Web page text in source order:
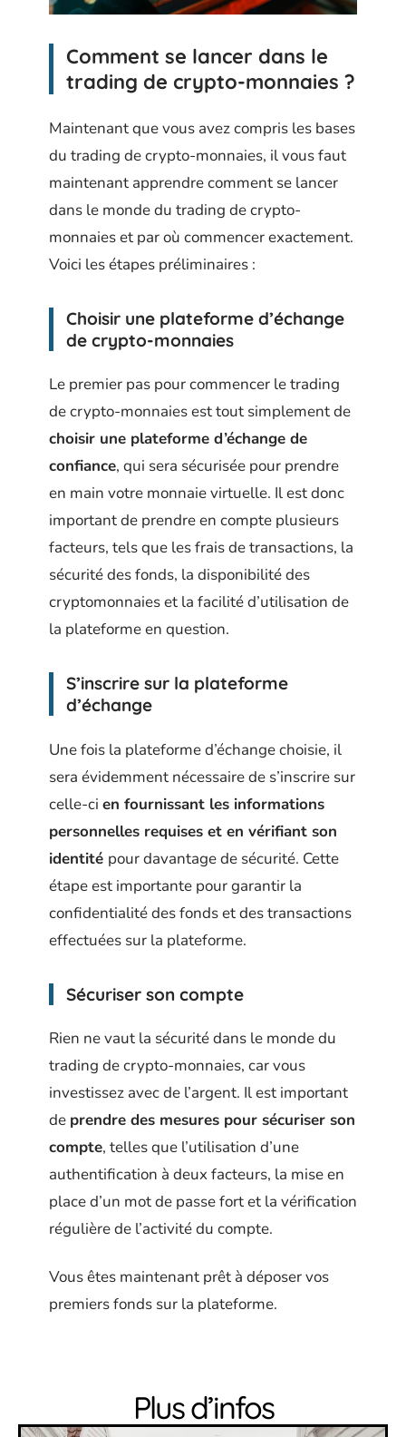
Comment se lancer dans le
trading de crypto-monnaies ?
Maintenant que vous avez compris les bases
du trading de crypto-monnaies, il vous faut
maintenant apprendre comment se lancer
dans le monde du trading de crypto-
monnaies et par où commencer exactement.
Voici les étapes préliminaires :
Choisir une plateforme d’échange
de crypto-monnaies
Le premier pas pour commencer le trading
de crypto-monnaies est tout simplement de
choisir une plateforme d’échange de
confiance, qui sera sécurisée pour prendre
en main votre monnaie virtuelle. Il est donc
important de prendre en compte plusieurs
facteurs, tels que les frais de transactions, la
sécurité des fonds, la disponibilité des
cryptomonnaies et la facilité d’utilisation de
la plateforme en question.
S’inscrire sur la plateforme
d’échange
Une fois la plateforme d’échange choisie, il
sera évidemment nécessaire de s’inscrire sur
celle-ci en fournissant les informations
personnelles requises et en vérifiant son
identité pour davantage de sécurité. Cette
étape est importante pour garantir la
confidentialité des fonds et des transactions
effectuées sur la plateforme.
Sécuriser son compte
Rien ne vaut la sécurité dans le monde du
trading de crypto-monnaies, car vous
investissez avec de l’argent. Il est important
de prendre des mesures pour sécuriser son
compte, telles que l’utilisation d’une
authentification à deux facteurs, la mise en
place d’un mot de passe fort et la vérification
régulière de l’activité du compte.
Vous êtes maintenant prêt à déposer vos
premiers fonds sur la plateforme.
Plus d’infos